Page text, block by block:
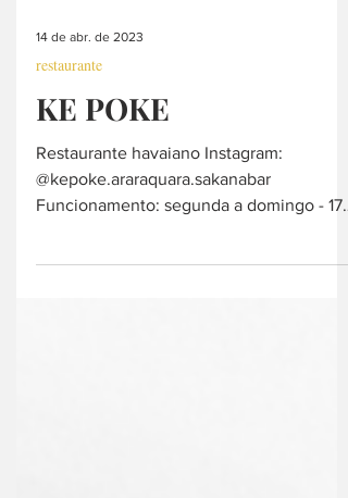
14 de abr. de 2023
restaurante
KE POKE
Restaurante havaiano Instagram:
@kepoke.araraquara.sakanabar
as 23:00h Contato e pedidos:...